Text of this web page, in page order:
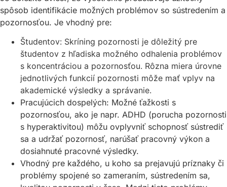
spôsob identifikácie možných problémov so sústredením a
pozornosťou. Je vhodný pre:
Študentov: Skríning pozornosti je dôležitý pre
študentov z hľadiska možného odhalenia problémov
s koncentráciou a pozornosťou. Rôzna miera úrovne
jednotlivých funkcií pozornosti môže mať vplyv na
akademické výsledky a správanie.
Pracujúcich dospelých: Možné ťažkosti s
pozornosťou, ako je napr. ADHD (porucha pozornosti
s hyperaktivitou) môžu ovplyvniť schopnosť sústrediť
sa a udržať pozornosť, narúšať pracovný výkon a
dosiahnuté pracovné výsledky.
Vhodný pre každého, u koho sa prejavujú príznaky či
problémy spojené so zameraním, sústredením sa,